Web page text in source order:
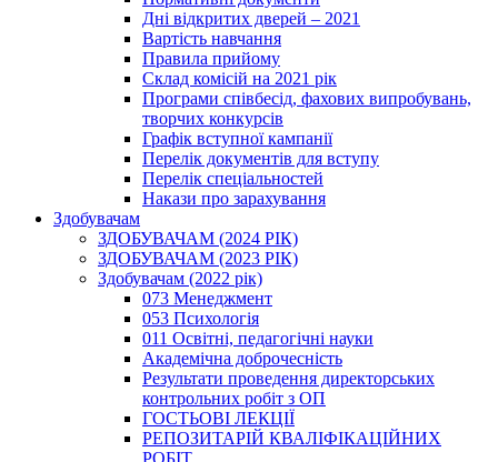
Дні відкритих дверей – 2021
Вартість навчання
Правила прийому
Склад комісій на 2021 рік
Програми співбесід, фахових випробувань,
творчих конкурсів
Графік вступної кампанії
Перелік документів для вступу
Перелік спеціальностей
Накази про зарахування
Здобувачам
ЗДОБУВАЧАМ (2024 РІК)
ЗДОБУВАЧАМ (2023 РІК)
Здобувачам (2022 рік)
073 Менеджмент
053 Психологія
011 Освітні, педагогічні науки
Академічна доброчесність
Результати проведення директорських
контрольних робіт з ОП
ГОСТЬОВІ ЛЕКЦІЇ
РЕПОЗИТАРІЙ КВАЛІФІКАЦІЙНИХ
РОБІТ